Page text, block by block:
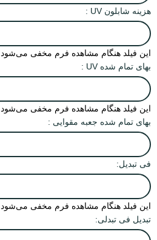
هزینه شابلون UV :
این فیلد هنگام مشاهده فرم مخفی می‌شود
بهای تمام شده UV :
این فیلد هنگام مشاهده فرم مخفی می‌شود
بهای تمام شده جعبه مقوایی :
فی تبدیل:
این فیلد هنگام مشاهده فرم مخفی می‌شود
تبدیل فی تبدلی: